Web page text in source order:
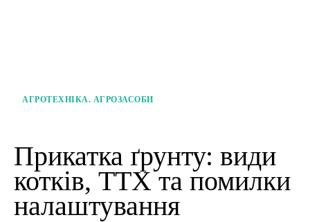
АГРОТЕХНІКА. АГРОЗАСОБИ
Прикатка ґрунту: види
котків, ТТХ та помилки
налаштування